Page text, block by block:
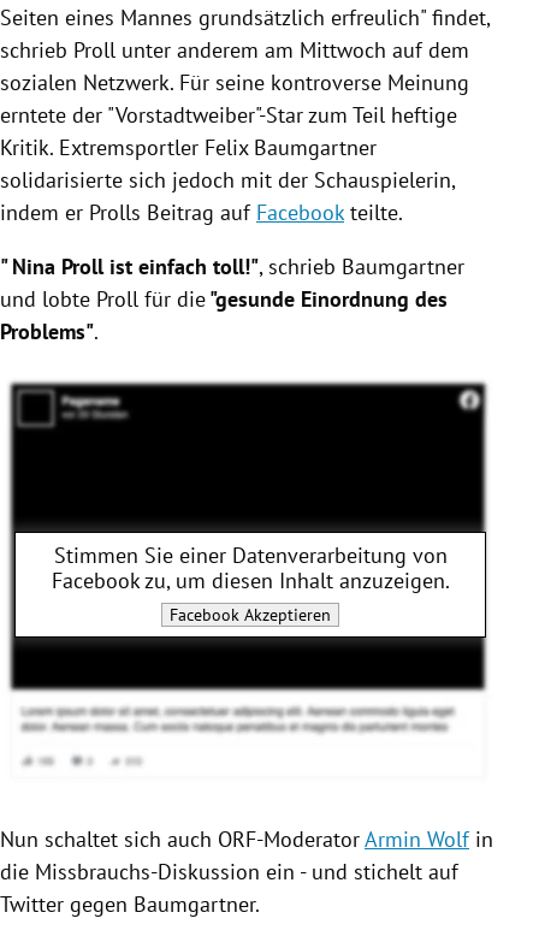
Seiten eines Mannes grundsätzlich erfreulich" findet,
schrieb Proll unter anderem am Mittwoch auf dem
sozialen Netzwerk. Für seine kontroverse Meinung
erntete der "Vorstadtweiber"-Star zum Teil heftige
Kritik. Extremsportler Felix Baumgartner
solidarisierte sich jedoch mit der Schauspielerin,
indem er Prolls Beitrag auf Facebookteilte.
"Nina Prollist einfach toll!", schrieb Baumgartner
und lobte Proll für die"gesunde Einordnung des
Problems".
Stimmen Sie einer Datenverarbeitung von
Facebookzu, um diesen Inhalt anzuzeigen.
Facebook Akzeptieren
Nun schaltet sich auch ORF-ModeratorArmin Wolfin
die Missbrauchs-Diskussion ein - und stichelt auf
Twitter gegen Baumgartner.